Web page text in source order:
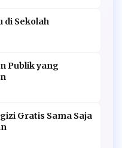
di Sekolah
Publik yang
Gratis Sama Saja